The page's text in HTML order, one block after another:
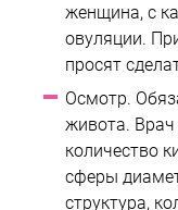
женщина, с
овуляции.
просят
Осмотр.
живота.
количество
сферы
структура,